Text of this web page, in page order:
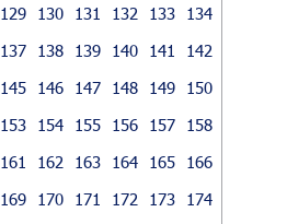
129 130 131 132 133
134
137 138 139 140 141
142
145 146 147 148 149
150
153 154 155 156 157
158
161 162 163 164 165
166
169 170 171 172 173
174